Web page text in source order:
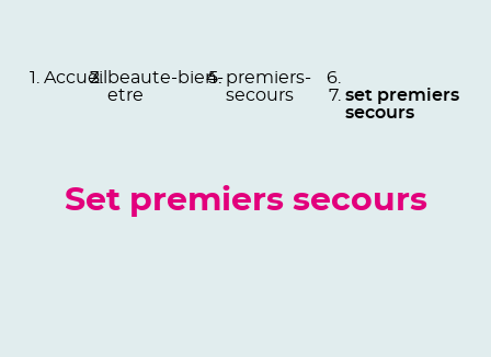
Accueil beaute-bien-
etre
premiers-
secours
set premiers
secours
Set premiers secours